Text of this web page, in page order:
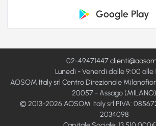
Google Play
02-49471447
Lunedì - Venerdì dalle 9:00 alle
AOSOM Italy srl Centro Direzionale Milanofiori
20057 - Assago (MILANO)
© 2013-2026 AOSOM Italy srl PIVA:
2034098